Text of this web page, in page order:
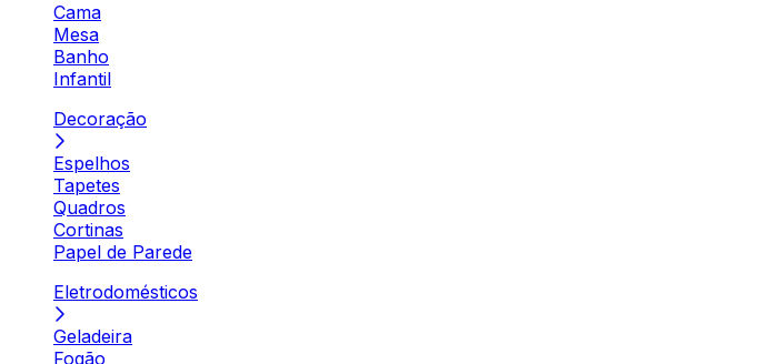
Cama
Mesa
Banho
Infantil
Decoração
Espelhos
Tapetes
Quadros
Cortinas
Papel de Parede
Eletrodomésticos
Geladeira
Fogão